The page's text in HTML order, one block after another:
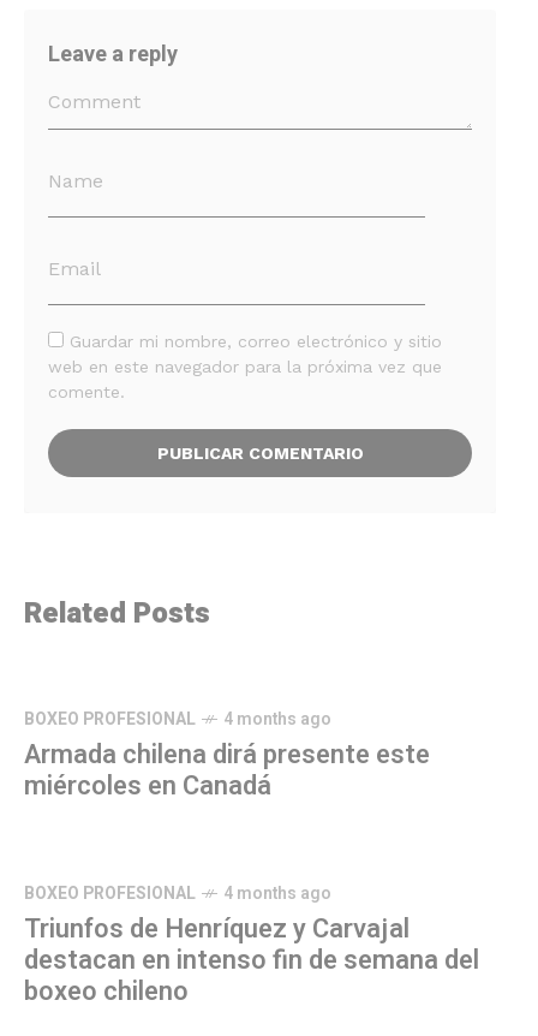
Leave a reply
Guardar mi nombre, correo electrónico y sitio
web en este navegador para la próxima vez que
comente.
Related Posts
BOXEO PROFESIONAL 4 months ago
Armada chilena dirá presente este
miércoles en Canadá
BOXEO PROFESIONAL 4 months ago
Triunfos de Henríquez y Carvajal
destacan en intenso fin de semana del
boxeo chileno